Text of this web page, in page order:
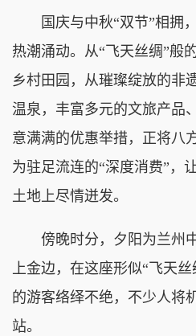
国庆与中秋“双节”相拥，
热潮涌动。从“飞天丝绸”般
乡村田园，从璀璨绽放的非
温泉，丰富多元的文旅产品
意满满的优惠举措，正将八
为驻足流连的“深度消费”，
土地上尽情迸发。
傍晚时分，夕阳为兰州中
上金边，在这座形似“飞天
的游客络绎不绝，不少人将
站。